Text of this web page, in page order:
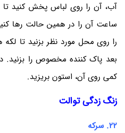
آب، آن را روی لباس پخش کنید
ساعت آن را در همین حالت رها
را روی محل مورد نظر بزنید تا
بعد پاک کننده مخصوص را بزنید.
کمی روی آن، استون بریزید.
زنگ زدگی توالت
22. سرکه